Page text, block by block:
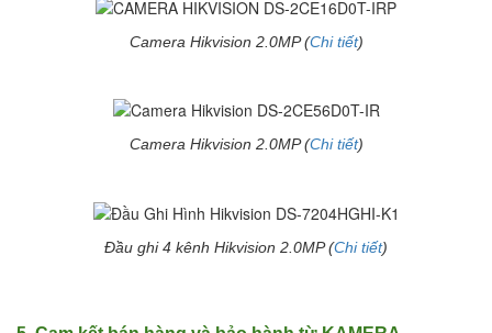
Camera Hikvision 2.0MP (Chi tiết)
Camera Hikvision 2.0MP (Chi tiết)
Đầu ghi 4 kênh Hikvision 2.0MP (Chi tiết)